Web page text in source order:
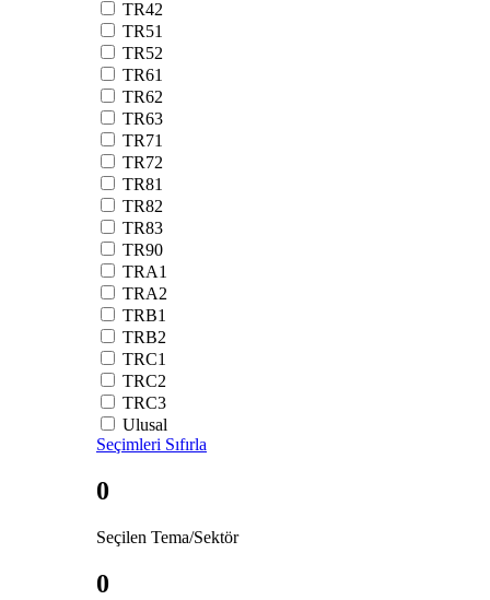
TR42
TR51
TR52
TR61
TR62
TR63
TR71
TR72
TR81
TR82
TR83
TR90
TRA1
TRA2
TRB1
TRB2
TRC1
TRC2
TRC3
Ulusal
Seçimleri Sıfırla
0
Seçilen Tema/Sektör
0